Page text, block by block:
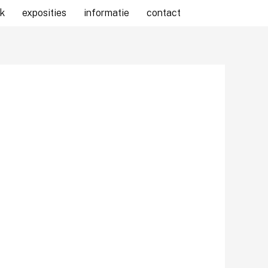
exposities informatie contact